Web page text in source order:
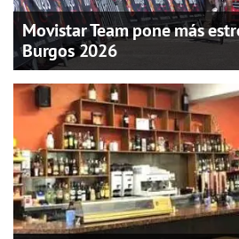
Movistar Team pone más
Burgos 2026